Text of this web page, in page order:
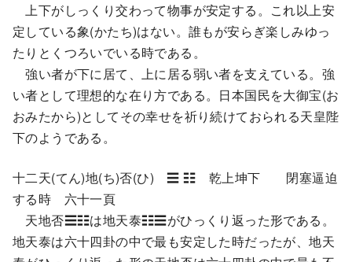
上下がしっくり交わって物事が安定する。これ以上安
定している象(かたち)はない。誰もが安らぎ楽しみゆっ
たりとくつろいでいる時である。
強い者が下に居て、上に居る弱い者を支えている。強
い者として理想的な在り方である。日本国民を大御宝(お
おみたから)としてその幸せを祈り続けておられる天皇陛
下のようである。
十二天(てん)地(ち)否(ひ) ☰ ☷ 乾上坤下 閉塞逼迫
する時 六十一頁
天地否☰☷は地天泰☷☰がひっくり返った形である。
地天泰は六十四卦の中で最も安定した時だったが、地天